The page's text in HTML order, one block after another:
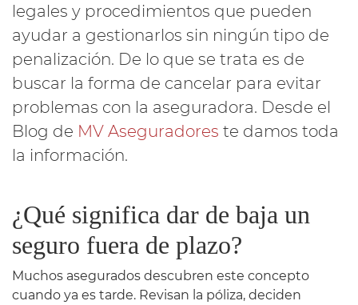
legales y procedimientos que pueden
ayudar a gestionarlos sin ningún tipo de
penalización. De lo que se trata es de
buscar la forma de cancelar para evitar
problemas con la aseguradora. Desde el
Blog de MV Aseguradores te damos toda
la información.
¿Qué significa dar de baja un
seguro fuera de plazo?
Muchos asegurados descubren este concepto
cuando ya es tarde. Revisan la póliza, deciden